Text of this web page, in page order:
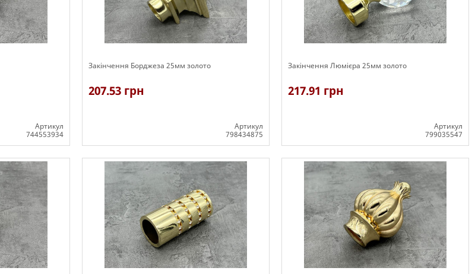
Артикул
744553934
Закінчення Борджеза 25мм золото
207.53 грн
Артикул
798434875
Закінчення Люмієра 25мм золото
217.91 грн
Артикул
799035547